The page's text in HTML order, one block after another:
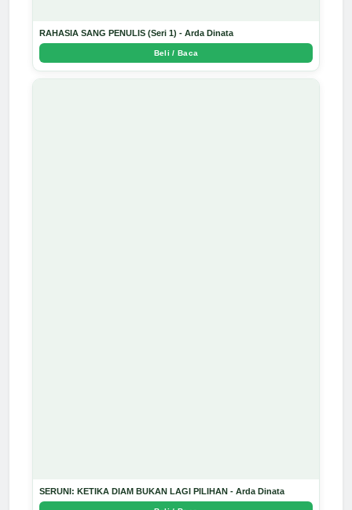
RAHASIA SANG PENULIS (Seri 1) - Arda Dinata
Beli / Baca
SERUNI: KETIKA DIAM BUKAN LAGI PILIHAN - Arda Dinata